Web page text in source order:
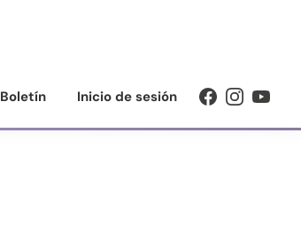
Boletín Inicio de sesión